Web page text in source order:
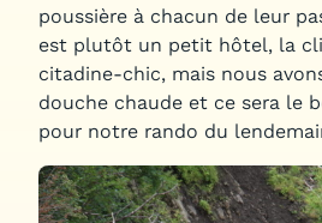
poussière à chacun de leur
est plutôt un petit hôtel, la
citadine-chic, mais nous
douche chaude et ce sera le
pour notre rando du